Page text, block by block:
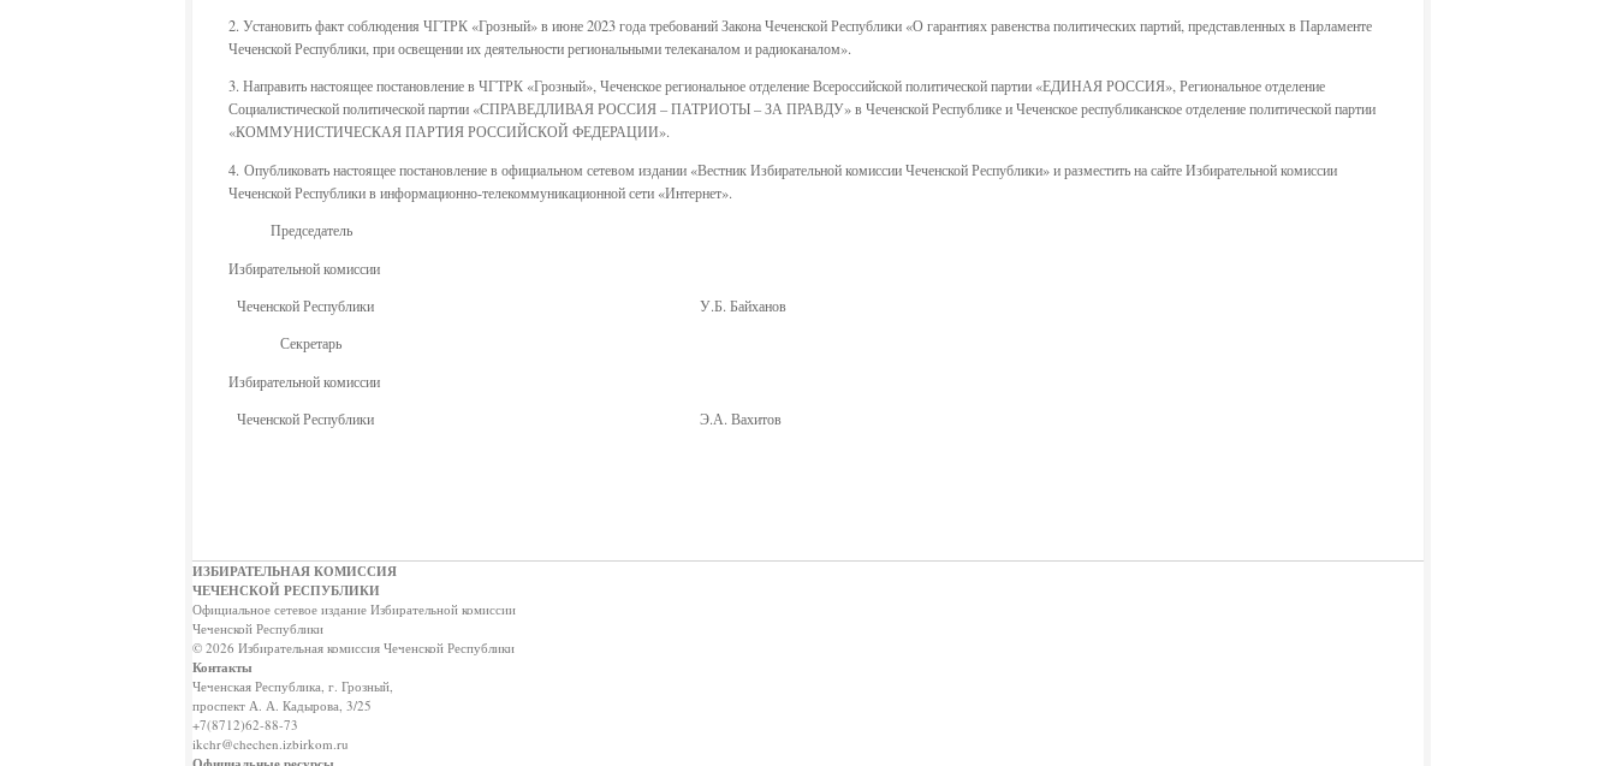
2. Установить факт соблюдения ЧГТРК «Грозный» в июне 2023 года требований Закона Чеченской Республики «О гарантиях равенства политических партий, представленных в Парламенте
Чеченской Республики, при освещении их деятельности региональными телеканалом и радиоканалом».
3. Направить настоящее постановление в ЧГТРК «Грозный», Чеченское региональное отделение Всероссийской политической партии «ЕДИНАЯ РОССИЯ», Региональное отделение
Социалистической политической партии «СПРАВЕДЛИВАЯ РОССИЯ – ПАТРИОТЫ – ЗА ПРАВДУ» в Чеченской Республике и Чеченское республиканское отделение политической партии
«КОММУНИСТИЧЕСКАЯ ПАРТИЯ РОССИЙСКОЙ ФЕДЕРАЦИИ».
4. Опубликовать настоящее постановление в официальном сетевом издании «Вестник Избирательной комиссии Чеченской Республики» и разместить на сайте Избирательной комиссии
Чеченской Республики в информационно-телекоммуникационной сети «Интернет».
Председатель
Избирательной комиссии
Чеченской Республики У.Б. Байханов
Секретарь
Избирательной комиссии
Чеченской Республики Э.А. Вахитов
ИЗБИРАТЕЛЬНАЯ КОМИССИЯ
ЧЕЧЕНСКОЙ РЕСПУБЛИКИ
Официальное сетевое издание Избирательной комиссии
Чеченской Республики
© 2026 Избирательная комиссия Чеченской Республики
Контакты
Чеченская Республика, г. Грозный,
проспект А. А. Кадырова, 3/25
+7(8712)62-88-73
ikchr@chechen.izbirkom.ru